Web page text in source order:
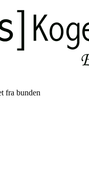
fra bunden